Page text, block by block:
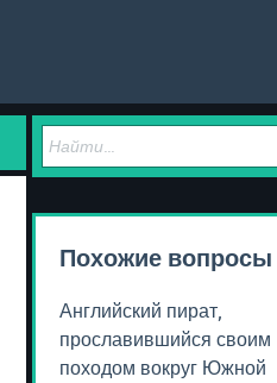
Похожие вопросы
Английский пират,
прославившийся своим
походом вокруг Южной